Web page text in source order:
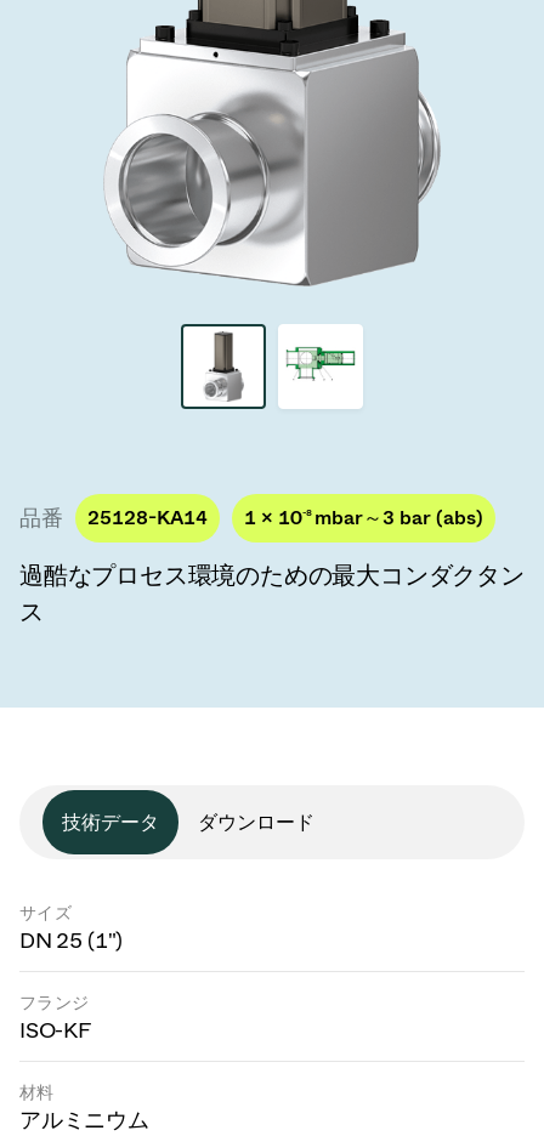
緊急遮断/ビームストッパーバルブ
真空オールメタルバルブ
真空トランスファーバルブ
真空トランスファードア
真空マルチバルブユニット
ITER真空バルブカタログ
品番 25128-KA14 1 × 10-8 mbar～3 bar (abs)
過酷なプロセス環境のための最大コンダクタン
ス
技術データ ダウンロード
サイズ
DN 25 (1")
フランジ
ISO-KF
材料
アルミニウム